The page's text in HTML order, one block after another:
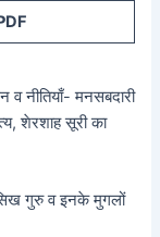
नीतियाँ- मनसबदारी
शेरशाह सूरी का
गुरु व इनके मुगलों